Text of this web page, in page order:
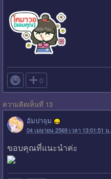
 0
ความคิดเห็นที่ 13
อัมปาจุม
04 เมษายน 2569 เวลา 13:01:51 น.
ขอบคุณที่แนะนำค่ะ